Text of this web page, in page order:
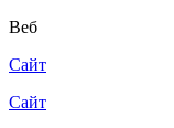
Веб
Сайт
Сайт